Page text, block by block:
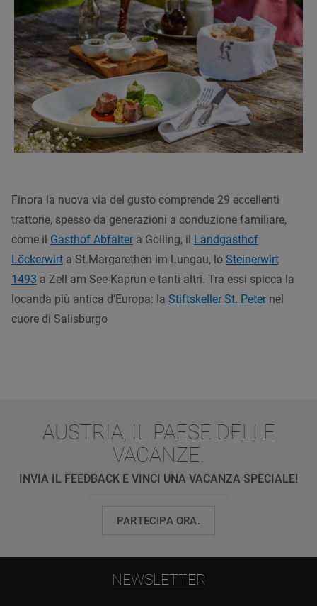
Finora la nuova via del gusto comprende 29 eccellenti
trattorie, spesso da generazioni a conduzione familiare,
come il Gasthof Abfalter a Golling, il Landgasthof
Löckerwirt a St.Margarethen im Lungau, lo Steinerwirt
1493 a Zell am See-Kaprun e tanti altri. Tra essi spicca la
locanda più antica d’Europa: la Stiftskeller St. Peter nel
cuore di Salisburgo
AUSTRIA, IL PAESE DELLE
VACANZE.
INVIA IL FEEDBACK E VINCI UNA VACANZA SPECIALE!
PARTECIPA ORA.
NEWSLETTER